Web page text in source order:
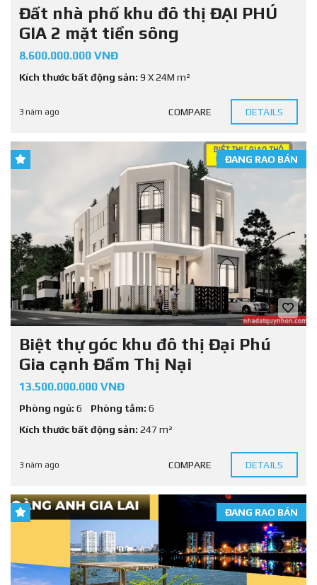
Đất nhà phố khu đô thị ĐẠI PHÚ
GIA 2 mặt tiền sông
8.600.000.000 VNĐ
Kích thước bất động sản: 9 X 24M m²
3 năm ago COMPARE DETAILS
ĐANG RAO BÁN
Biệt thự góc khu đô thị Đại Phú
Gia cạnh Đầm Thị Nại
13.500.000.000 VNĐ
Phòng ngủ: 6 Phòng tắm: 6
Kích thước bất động sản: 247 m²
3 năm ago COMPARE DETAILS
ĐANG RAO BÁN